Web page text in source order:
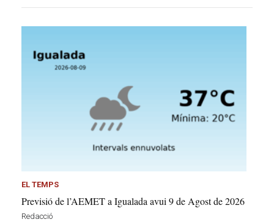
EL TEMPS
Previsió de l’AEMET a Igualada avui 9 de Agost de 2026
Redacció